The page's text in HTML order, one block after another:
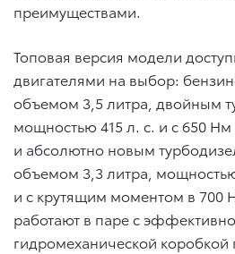
преимуществами.
Топовая версия модели
двигателями на выбор:
объемом 3,5 литра, двойным
мощностью 415 л. с. и с 650
и абсолютно новым
объемом 3,3 литра,
и с крутящим моментом в 700
работают в паре с
гидромеханической